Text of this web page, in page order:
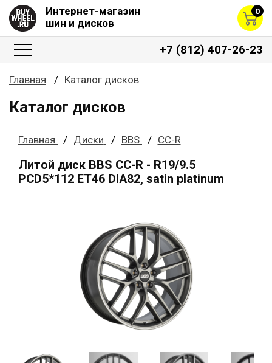
Интернет-магазин
шин и дисков
0
+7 (812) 407-26-23
Главная Каталог дисков
Каталог дисков
Главная Диски BBS CC-R
Литой диск BBS CC-R - R19/9.5
PCD5*112 ET46 DIA82, satin platinum